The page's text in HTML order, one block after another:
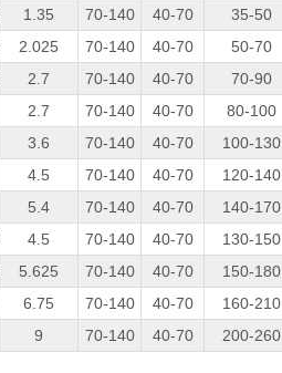
1.35 70-140 40-70 35-50
2.025 70-140 40-70 50-70
2.7 70-140 40-70 70-90
2.7 70-140 40-70 80-100
3.6 70-140 40-70 100-130
4.5 70-140 40-70 120-140
5.4 70-140 40-70 140-170
4.5 70-140 40-70 130-150
5.625 70-140 40-70 150-180
6.75 70-140 40-70 160-210
9 70-140 40-70 200-260